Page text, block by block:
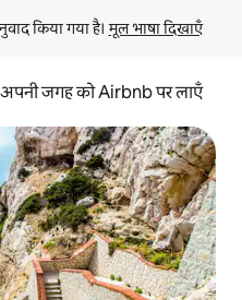
किया गया है। मूल भाषा दिखाएँ
अपनी जगह को Airbnb पर लाएँ